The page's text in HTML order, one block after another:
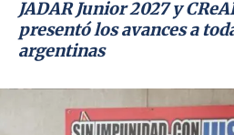
JADAR Junior 2027 y
presentó los avances a
argentinas